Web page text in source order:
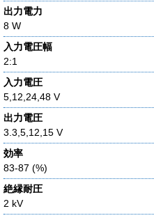
出力電力
8 W
入力電圧幅
2:1
入力電圧
5,12,24,48 V
出力電圧
3.3,5,12,15 V
効率
83-87 (%)
絶縁耐圧
2 kV